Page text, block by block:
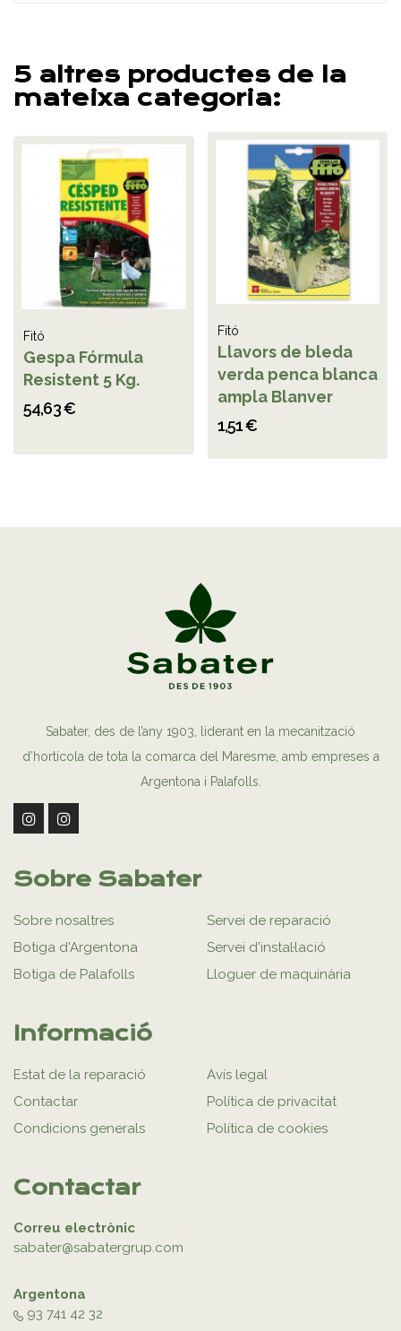
5 altres productes de la
mateixa categoria:
Fitó
Gespa Fórmula
Resistent 5 Kg.
54,63 €
Fitó
Llavors de bleda
verda penca blanca
ampla Blanver
1,51 €
Sabater, des de l’any 1903, liderant en la mecanització
d’hortícola de tota la comarca del Maresme, amb empreses a
Argentona i Palafolls.
Sobre Sabater
Sobre nosaltres
Botiga d'Argentona
Botiga de Palafolls
Servei de reparació
Servei d'instal·lació
Lloguer de maquinària
Informació
Estat de la reparació
Contactar
Condicions generals
Avís legal
Política de privacitat
Política de cookies
Contactar
Correu electrònic
sabater@sabatergrup.com
Argentona
93 741 42 32